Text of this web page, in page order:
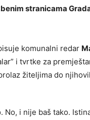
stranicama
komunalni redar
i tvrtke za
žiteljima do
i nije baš tako.